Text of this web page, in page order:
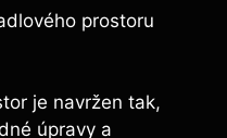
prostoru
je navržen tak,
úpravy a